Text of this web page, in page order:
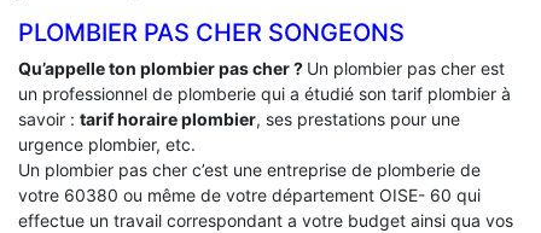
PLOMBIER PAS CHER SONGEONS
Qu’appelle ton plombier pas cher ? Un plombier pas cher est
un professionnel de plomberie qui a étudié son tarif plombier à
savoir : tarif horaire plombier, ses prestations pour une
urgence plombier, etc.
Un plombier pas cher c’est une entreprise de plomberie de
votre 60380 ou même de votre département OISE- 60 qui
effectue un travail correspondant a votre budget ainsi qua vos